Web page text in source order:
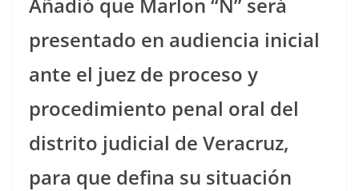
presentado en audiencia inicial
ante el juez de proceso y
procedimiento penal oral del
distrito judicial de Veracruz,
para que defina su situación